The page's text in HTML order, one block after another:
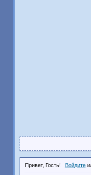
Привет, Гость! Войдите